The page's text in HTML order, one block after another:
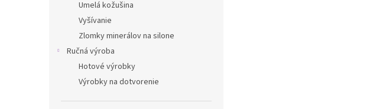
Umelá kožušina
Vyšívanie
Zlomky minerálov na silone
Ručná výroba
Hotové výrobky
Výrobky na dotvorenie